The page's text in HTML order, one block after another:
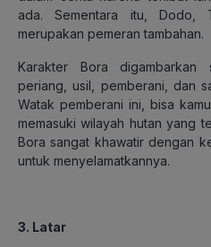
ada. Sementara itu,
merupakan pemeran tambahan.
Karakter Bora
periang, usil, pemberani, dan
Watak pemberani ini, bisa
memasuki wilayah hutan yang
Bora sangat khawatir dengan
untuk menyelamatkannya.
3. Latar